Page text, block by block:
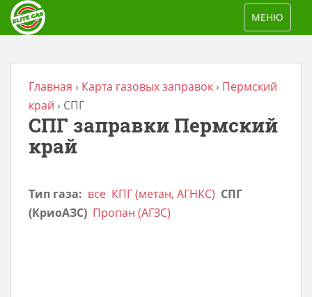
TOGGLE
МЕНЮ
Главная › Карта газовых заправок › Пермский
край › СПГ
СПГ заправки Пермский
край
Тип газа: все КПГ (метан, АГНКС) СПГ
(КриоАЗС) Пропан (АГЗС)